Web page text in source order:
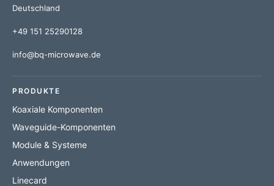
Deutschland
+49 151 25290128
info@bq-microwave.de
PRODUKTE
Koaxiale Komponenten
Waveguide-Komponenten
Module & Systeme
Anwendungen
Linecard